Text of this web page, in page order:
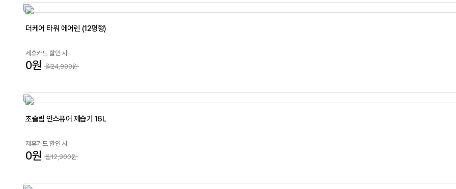
더케어 타워 에어렌 (12평형)
제휴카드 할인 시
0원 월24,900원
초슬림 인스퓨어 제습기 16L
제휴카드 할인 시
0원 월12,900원